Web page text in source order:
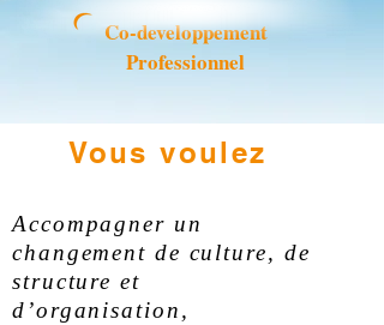
Co-developpement
Professionnel
Vous voulez
Accompagner un
changement de culture, de
structure et
d’organisation,